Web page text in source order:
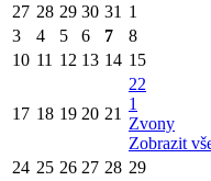
27 28 29 30 31 1
3
4 5 6 7 8
10 11 12 13 14 15
17 18 19 20 21
22
1
Zvony
Zobrazit
24 25 26 27 28 29